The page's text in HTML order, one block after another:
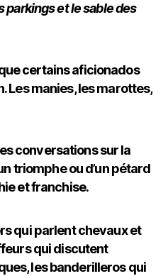
parkings et le sable des
certains aficionados
Les manies, les marottes,
conversations sur la
triomphe ou d’un pétard
et franchise.
qui parlent chevaux et
qui discutent
les banderilleros qui